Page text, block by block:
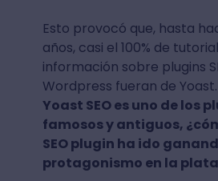
Esto provocó que, hasta
años, casi el 100% de
información sobre plugins
Wordpress fueran de
Yoast SEO es uno de los
famosos y antiguos,
SEO plugin ha ido
protagonismo en la